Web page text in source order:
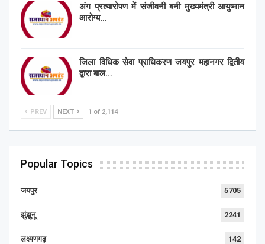
अंग प्रत्यारोपण में संजीवनी बनी मुख्यमंत्री आयुष्मान
आरोग्य…
जिला विधिक सेवा प्राधिकरण जयपुर महानगर द्वितीय
द्वारा बाल…
PREV NEXT 1 of 2,114
Popular Topics
जयपुर 5705
झुंझुनू 2241
लक्ष्मणगढ़ 142